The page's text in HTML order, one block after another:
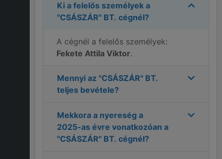
Ki a felelős személyek a
"CSÁSZÁR" BT. cégnél?
A cégnél a felelős személyek:
Fekete Attila Viktor.
Mennyi az "CSÁSZÁR" BT.
teljes bevétele?
Mekkora a nyereség a
2025-as évre vonatkozóan a
"CSÁSZÁR" BT. cégnél?